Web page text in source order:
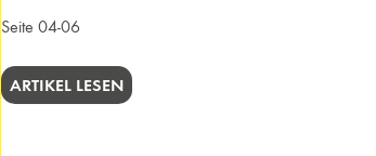
Seite 04-06
ARTIKEL LESEN